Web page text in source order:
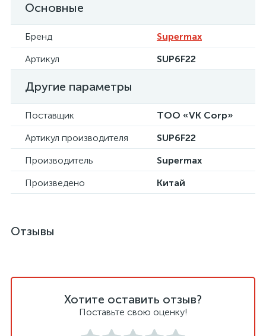
Основные
Бренд
Supermax
Артикул
SUP6F22
Другие параметры
Поставщик
ТОО «VK Corp»
Артикул производителя
SUP6F22
Производитель
Supermax
Произведено
Китай
Отзывы
Хотите оставить отзыв?
Поставьте свою оценку!